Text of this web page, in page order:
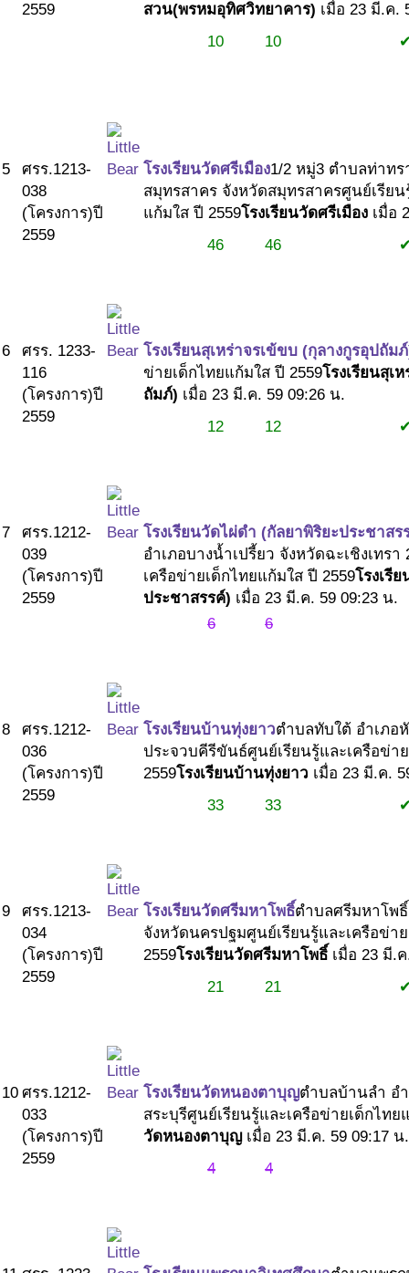
2559
สวน(พรหมอุทิศวิทยาคาร) เมื่อ 23 มี.ค.
10
10
5
ศรร.1213-
038
(โครงการ)ปี
2559
โรงเรียนวัดศรีเมือง1/2 หมู่3 ตำบลท่าทร
สมุทรสาคร จังหวัดสมุทรสาครศูนย์เรียน
แก้มใส ปี 2559โรงเรียนวัดศรีเมือง เมื่อ
46
46
6
ศรร. 1233-
116
(โครงการ)ปี
2559
โรงเรียนสุเหร่าจรเข้ขบ (กุลางกูรอุปถัม
ข่ายเด็กไทยแก้มใส ปี 2559โรงเรียนสุเ
ถัมภ์) เมื่อ 23 มี.ค. 59 09:26 น.
12
12
7
ศรร.1212-
039
(โครงการ)ปี
2559
โรงเรียนวัดไผ่ดำ (กัลยาพิริยะประชาสร
อำเภอบางน้ำเปรี้ยว จังหวัดฉะเชิงเทรา
เครือข่ายเด็กไทยแก้มใส ปี 2559โรงเรี
ประชาสรรค์) เมื่อ 23 มี.ค. 59 09:23 น.
6
6
8
ศรร.1212-
036
(โครงการ)ปี
2559
โรงเรียนบ้านทุ่งยาวตำบลทับใต้ อำเภอ
ประจวบคีรีขันธ์ศูนย์เรียนรู้และเครือข่า
2559โรงเรียนบ้านทุ่งยาว เมื่อ 23 มี.ค.
33
33
9
ศรร.1213-
034
(โครงการ)ปี
2559
โรงเรียนวัดศรีมหาโพธิ์ตำบลศรีมหาโพ
จังหวัดนครปฐมศูนย์เรียนรู้และเครือข่า
2559โรงเรียนวัดศรีมหาโพธิ์ เมื่อ 23 มี.
21
21
10 ศรร.1212-
033
(โครงการ)ปี
2559
โรงเรียนวัดหนองตาบุญตำบลบ้านลำ อ
สระบุรีศูนย์เรียนรู้และเครือข่ายเด็กไทย
วัดหนองตาบุญเมื่อ 23 มี.ค. 59 09:17 น.
4
4